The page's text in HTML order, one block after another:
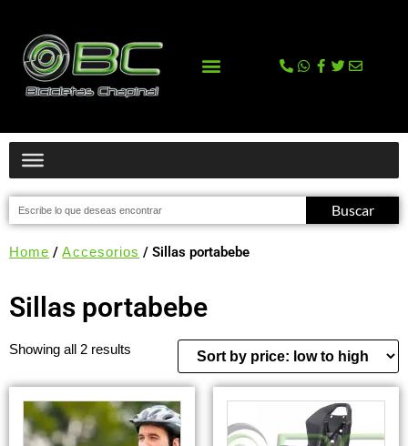
Buscar
Home /Accesorios / Sillas portabebe
Sillas portabebe
Showing all 2 results